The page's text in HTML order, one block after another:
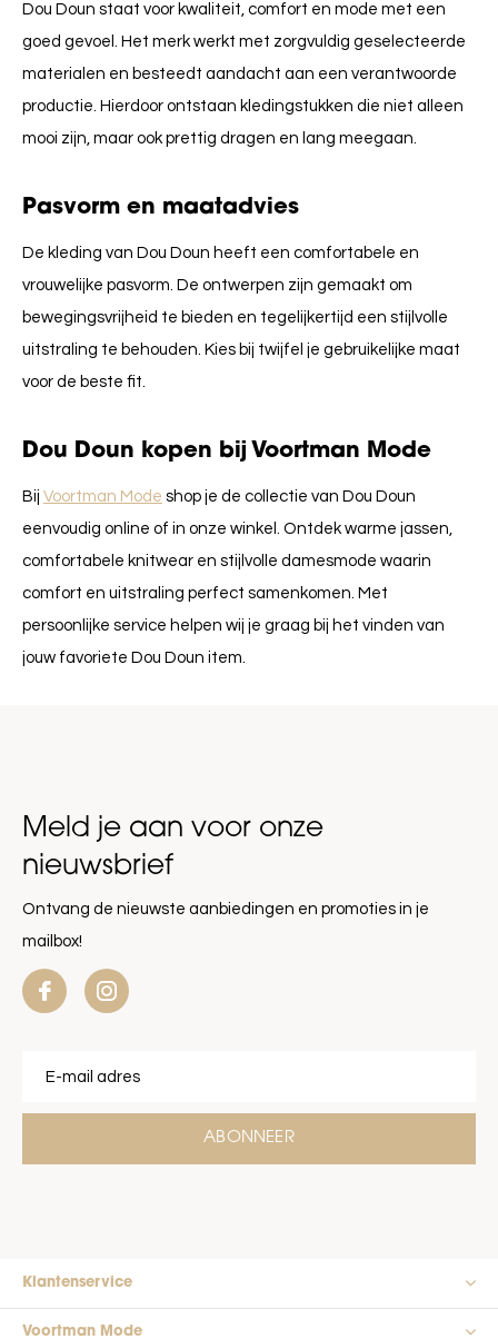
Dou Doun staat voor kwaliteit, comfort en mode met een
goed gevoel. Het merk werkt met zorgvuldig geselecteerde
materialen en besteedt aandacht aan een verantwoorde
productie. Hierdoor ontstaan kledingstukken die niet alleen
mooi zijn, maar ook prettig dragen en lang meegaan.
Pasvorm en maatadvies
De kleding van Dou Doun heeft een comfortabele en
vrouwelijke pasvorm. De ontwerpen zijn gemaakt om
bewegingsvrijheid te bieden en tegelijkertijd een stijlvolle
uitstraling te behouden. Kies bij twijfel je gebruikelijke maat
voor de beste fit.
Dou Doun kopen bij Voortman Mode
Bij Voortman Mode shop je de collectie van Dou Doun
eenvoudig online of in onze winkel. Ontdek warme jassen,
comfortabele knitwear en stijlvolle damesmode waarin
comfort en uitstraling perfect samenkomen. Met
persoonlijke service helpen wij je graag bij het vinden van
jouw favoriete Dou Doun item.
Meld je aan voor onze
nieuwsbrief
Ontvang de nieuwste aanbiedingen en promoties in je
mailbox!
ABONNEER
Klantenservice
Voortman Mode